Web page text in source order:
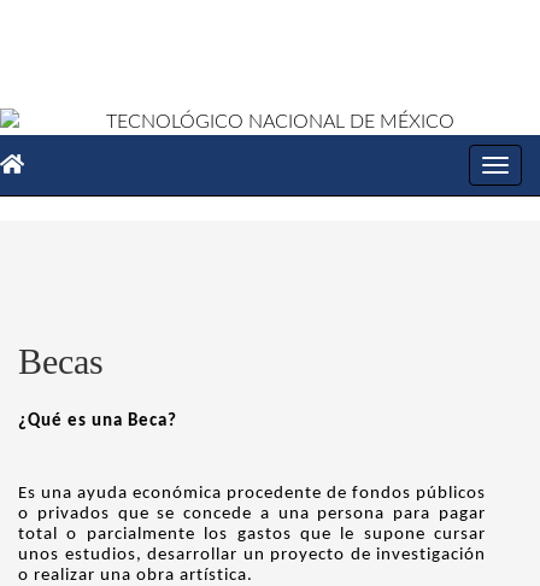
Becas
¿Qué es una Beca?
Es una ayuda económica procedente de fondos públicos
o privados que se concede a una persona para pagar
total o parcialmente los gastos que le supone cursar
unos estudios, desarrollar un proyecto de investigación
o realizar una obra artística.